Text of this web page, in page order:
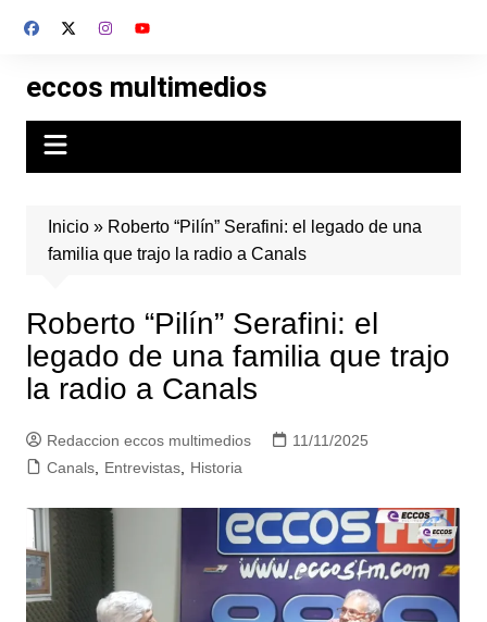
eccos multimedios
Inicio» Roberto “Pilín” Serafini: el legado de una
familia que trajo la radio a Canals
Roberto “Pilín” Serafini: el
legado de una familia que trajo
la radio a Canals
Redaccion eccos multimedios
11/11/2025
Canals, Entrevistas, Historia